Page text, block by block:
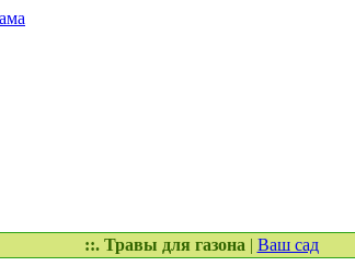
::. Травы для газона | Ваш сад